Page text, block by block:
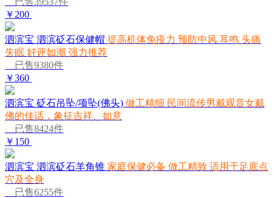
￥200
泗滨宝 泗滨砭石保健帽 提高机体免疫力 预防中风 耳鸣 头痛
失眠 好评如潮 强力推荐
已售9380件
￥360
泗滨宝 砭石吊坠/项坠(佛头) 做工精细 民间流传男戴观音女戴
佛的佳话，象征吉祥、如意
已售8424件
￥150
泗滨宝 泗滨砭石羊角锥 家庭保健必备 做工精致 适用于足底点
穴及全身
已售6255件